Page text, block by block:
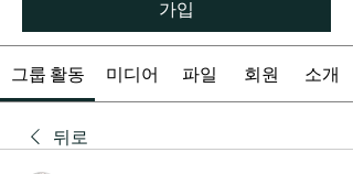
가입
그룹 활동 미디어 파일 회원 소개
뒤로